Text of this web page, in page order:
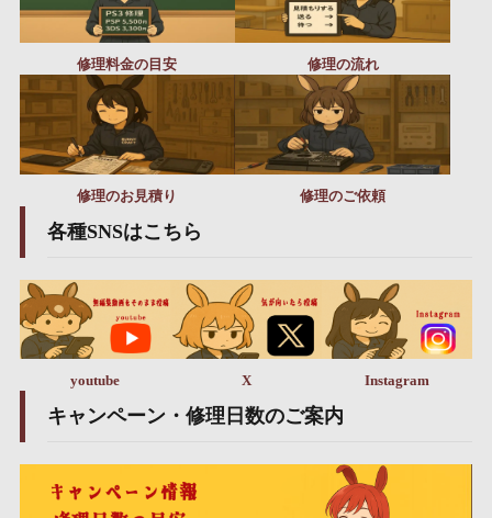
修理料金の目安 修理の流れ
修理のお見積り 修理のご依頼
各種SNSはこちら
youtube X Instagram
キャンペーン・修理日数のご案内